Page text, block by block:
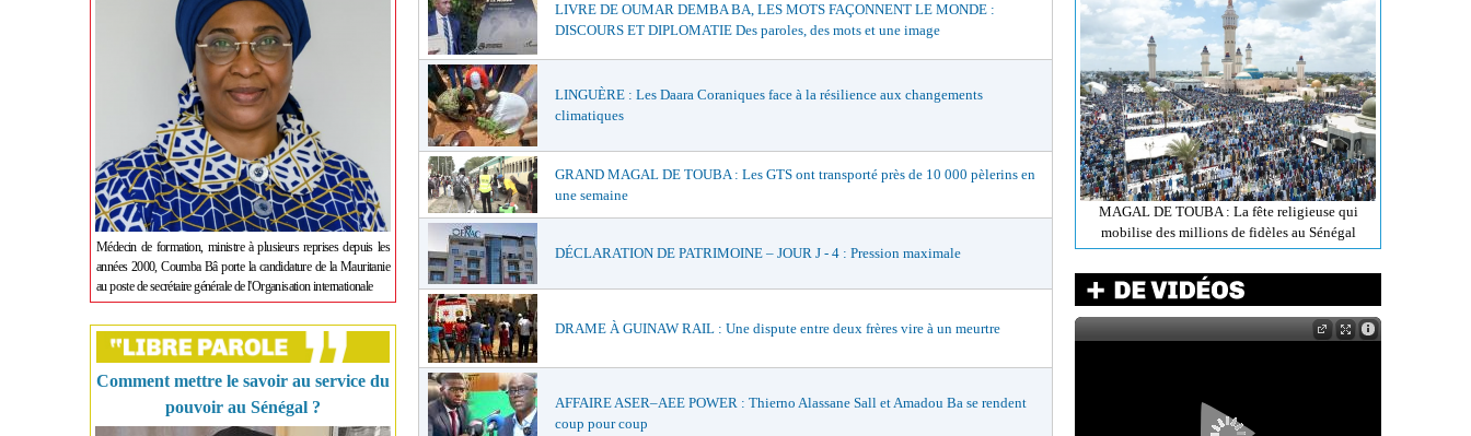
Médecin de formation, ministre à plusieurs reprises depuis les
années 2000, Coumba Bâ porte la candidature de la Mauritanie
au poste de secrétaire générale de l'Organisation internationale
Comment mettre le savoir au service du
pouvoir au Sénégal ?
LIVRE DE OUMAR DEMBA BA, LES MOTS FAÇONNENT LE MONDE :
DISCOURS ET DIPLOMATIE Des paroles, des mots et une image
LINGUÈRE : Les Daara Coraniques face à la résilience aux changements
climatiques
GRAND MAGAL DE TOUBA : Les GTS ont transporté près de 10 000 pèlerins en
une semaine
DÉCLARATION DE PATRIMOINE – JOUR J - 4 : Pression maximale
DRAME À GUINAW RAIL : Une dispute entre deux frères vire à un meurtre
AFFAIRE ASER–AEE POWER : Thierno Alassane Sall et Amadou Ba se rendent
coup pour coup
MAGAL DE TOUBA : La fête religieuse qui
mobilise des millions de fidèles au Sénégal